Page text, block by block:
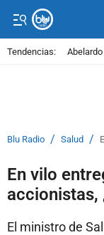
Tendencias:
Blu Radio / Salud /
En vilo
accionistas,
El ministro de